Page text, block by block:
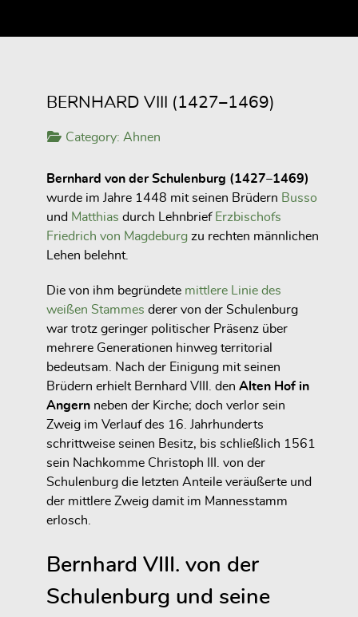
BERNHARD VIII (1427–1469)
Category: Ahnen
Bernhard von der Schulenburg (1427–1469)
wurde im Jahre 1448 mit seinen Brüdern Busso
und Matthias durch Lehnbrief Erzbischofs
Friedrich von Magdeburg zu rechten männlichen
Lehen belehnt.
Die von ihm begründete mittlere Linie des
weißen Stammes derer von der Schulenburg
war trotz geringer politischer Präsenz über
mehrere Generationen hinweg territorial
bedeutsam. Nach der Einigung mit seinen
Brüdern erhielt Bernhard VIII. den Alten Hof in
Angern neben der Kirche; doch verlor sein
Zweig im Verlauf des 16. Jahrhunderts
schrittweise seinen Besitz, bis schließlich 1561
sein Nachkomme Christoph III. von der
Schulenburg die letzten Anteile veräußerte und
der mittlere Zweig damit im Mannesstamm
erlosch.
Bernhard VIII. von der
Schulenburg und seine